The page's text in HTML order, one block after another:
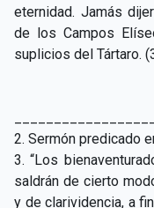
eternidad. Jamás
de los Campos
suplicios del Tártaro.
2. Sermón predicado
3. “Los
saldrán de cierto
y de clarividencia, a